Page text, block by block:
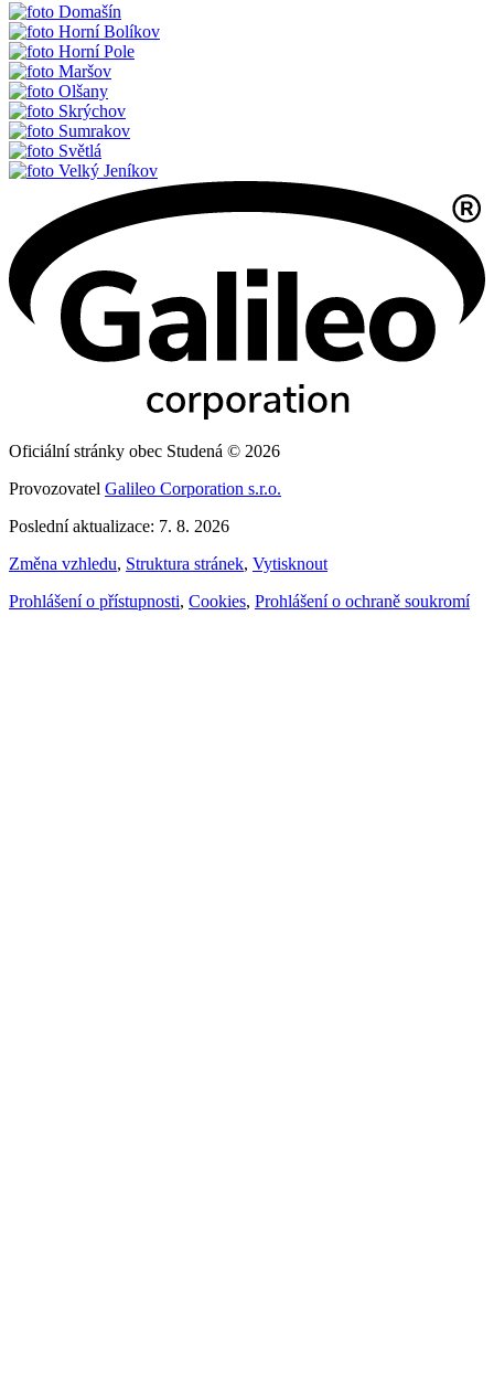
Domašín
Horní Bolíkov
Horní Pole
Maršov
Olšany
Skrýchov
Sumrakov
Světlá
Velký Jeníkov
Oficiální stránky obec Studená © 2026
Provozovatel Galileo Corporation s.r.o.
Poslední aktualizace: 7. 8. 2026
Změna vzhledu, Struktura stránek, Vytisknout
Prohlášení o přístupnosti, Cookies, Prohlášení o ochraně soukromí